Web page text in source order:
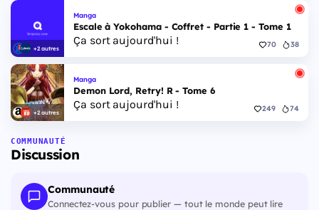
+2 autres
Manga
Escale à Yokohama - Coffret - Partie 1 - Tome 1
Ça sort aujourd'hui ! 70 38
+2 autres
Manga
Demon Lord, Retry! R - Tome 6
Ça sort aujourd'hui ! 249 74
COMMUNAUTÉ
Discussion
Communauté
Connectez-vous pour publier — tout le monde peut lire